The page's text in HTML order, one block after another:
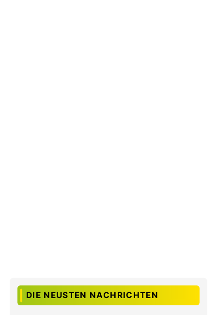
DIE NEUSTEN NACHRICHTEN